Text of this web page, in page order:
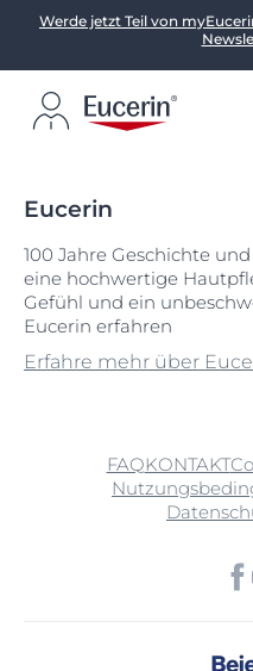
Werde jetzt Teil von
Eucerin
100 Jahre Geschichte
eine hochwertige
Gefühl und ein
Eucerin erfahren
Erfahre mehr über
FAQKONTAKT